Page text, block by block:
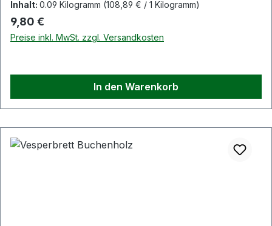
Inhalt: 0.09 Kilogramm (108,89 € / 1 Kilogramm)
Regulärer Preis:
9,80 €
Preise inkl. MwSt. zzgl. Versandkosten
In den Warenkorb